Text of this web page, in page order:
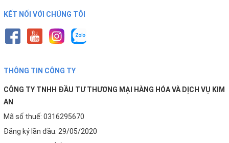
Công nghệ Aiotec độc quyền – Kết nối điện thoại qua
app Karofi 360
thay lõi
KẾT NỐI VỚI CHÚNG TÔI
THÔNG TIN CÔNG TY
CÔNG TY TNHH ĐẦU TƯ THƯƠNG MẠI HÀNG HÓA VÀ DỊCH VỤ KIM
AN
Mã số thuế: 0316295670
Đăng ký lần đầu: 29/05/2020